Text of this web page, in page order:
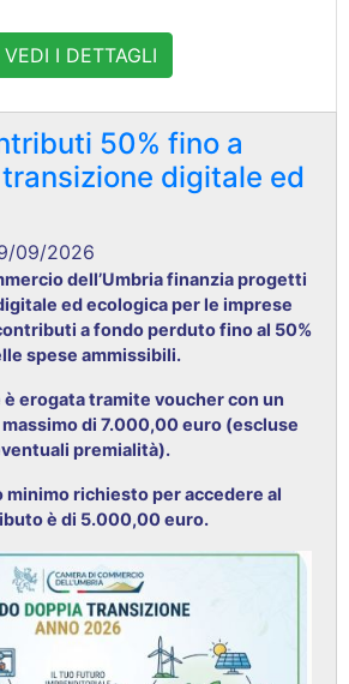
VEDI I DETTAGLI
50% fino a
digitale ed
09/2026
dell’Umbria finanzia progetti
ed ecologica per le imprese
a fondo perduto fino al 50%
spese ammissibili.
è erogata tramite voucher con un
di 7.000,00 euro (escluse
premialità).
minimo richiesto per accedere al
è di 5.000,00 euro.